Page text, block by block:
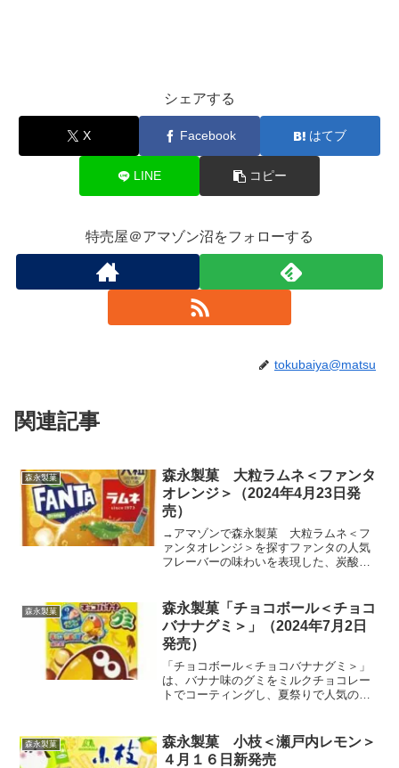
シェアする
X Facebook はてブ
LINE コピー
特売屋＠アマゾン沼をフォローする
tokubaiya@matsu
関連記事
森永製菓
森永製菓 大粒ラムネ＜ファンタ
オレンジ＞（2024年4月23日発
売）
→アマゾンで森永製菓 大粒ラムネ＜フ
ァンタオレンジ＞を探すファンタの人気
フレーバーの味わいを表現した、炭酸を
森永製菓
森永製菓「チョコボール＜チョコ
バナナグミ＞」（2024年7月2日
発売）
「チョコボール＜チョコバナナグミ＞」
は、バナナ味のグミをミルクチョコレー
トでコーティングし、夏祭りで人気のチ
ル＜チョコバナナグミ＞」を探す森永製
菓 チョコボール チョコバ...
森永製菓
森永製菓 小枝＜瀬戸内レモン＞
４月１６日新発売